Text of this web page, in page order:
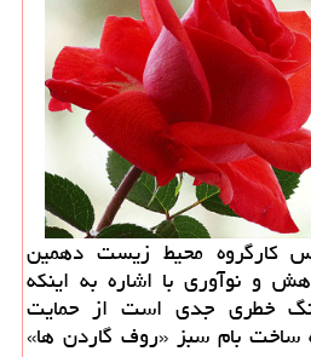
كارگروه محیط زیست دهمین
و نوآوری با اشاره به اینكه
خطری جدی است از حمایت
بام سبز «روف گاردن ها»